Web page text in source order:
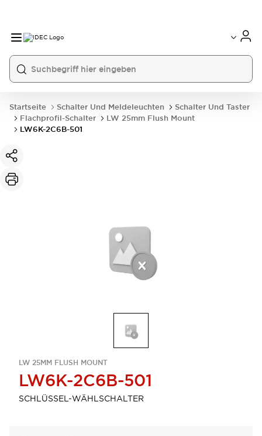
Startseite Schalter Und Meldeleuchten
Schalter Und Taster
Flachprofil-Schalter
LW 25mm Flush Mount
LW6K-2C6B-501
LW 25MM FLUSH MOUNT
LW6K-2C6B-501
SCHLÜSSEL-WÄHLSCHALTER